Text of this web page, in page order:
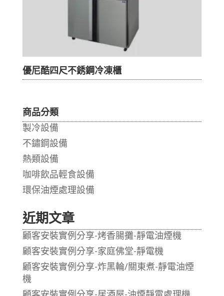
優尼酷四尺不銹鋼冷凍櫃
商品分類
製冷設備
不鏽鋼設備
熱類設備
咖啡飲品輕食設備
環保油煙處理設備
近期文章
顧客安裝實例分享-烤香腸攤-靜電油煙機
顧客安裝實例分享-家庭佛堂-靜電機
顧客安裝實例分享-炸黑輪/關東煮-靜電油煙
機